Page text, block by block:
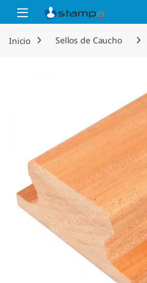
Saltar a la navegación
Saltar al contenido
Open
Inicio Sellos de Caucho